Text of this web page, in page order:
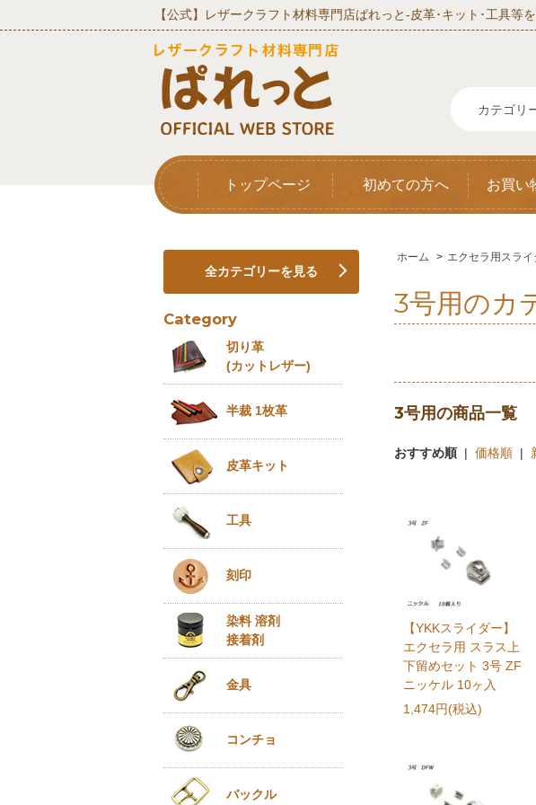
【公式】レザークラフト材料専門店ぱれっと‐皮革･キット･工具等
トップページ 初めての方へ お買い
ホーム > エクセラ用スライ
3号用のカ
3号用の商品一覧
おすすめ順 |価格順 |
【YKKスライダー】
エクセラ用 スラス上
下留めセット 3号 ZF
ニッケル 10ヶ入
1,474円(税込)
全カテゴリーを見る
Category
切り革
(カットレザー)
半裁 1枚革
皮革キット
工具
刻印
染料 溶剤
接着剤
金具
コンチョ
バックル